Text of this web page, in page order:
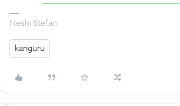
Neshi Stefan
kanguru